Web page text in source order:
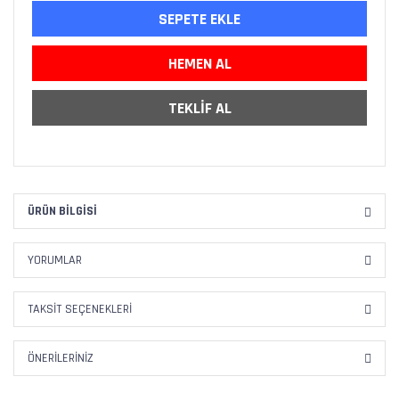
SEPETE EKLE
HEMEN AL
TEKLİF AL
ÜRÜN BILGISI
YORUMLAR
TAKSIT SEÇENEKLERI
ÖNERILERINIZ